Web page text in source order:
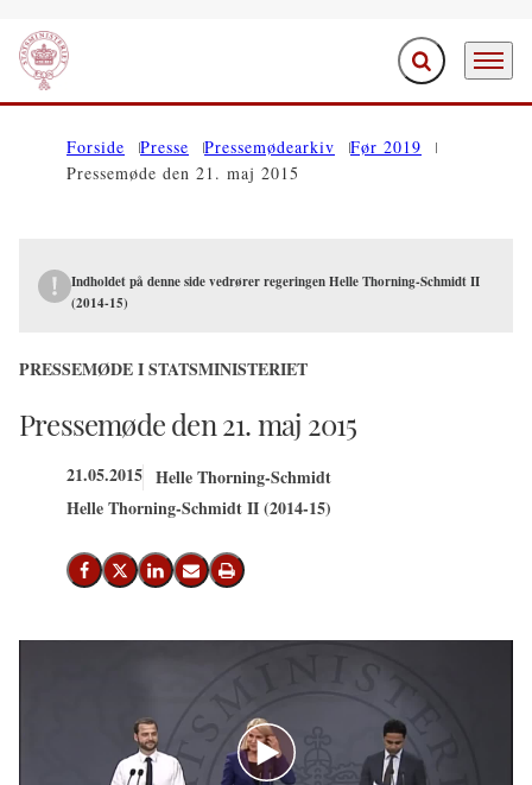
Gå til forsiden Fold søgefelt ud
Menu
Forside Presse Pressemødearkiv
Før 2019
Pressemøde den 21. maj 2015
Indholdet på denne side vedrører regeringen Helle Thorning-Schmidt II
(2014-15)
PRESSEMØDE I STATSMINISTERIET
Pressemøde den 21. maj 2015
21.05.2015 Helle Thorning-Schmidt
Helle Thorning-Schmidt II (2014-15)
Del på Facebook
Del på X (Twitter)
Del på LinkedIn
Send email
Print